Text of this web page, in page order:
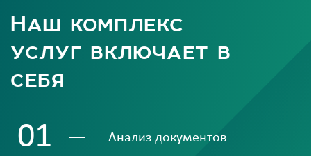
Наш комплекс
услуг включает в
себя
01 Анализ документов